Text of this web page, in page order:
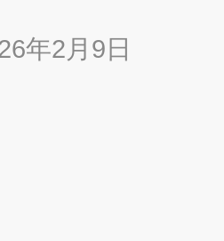
年2月9日